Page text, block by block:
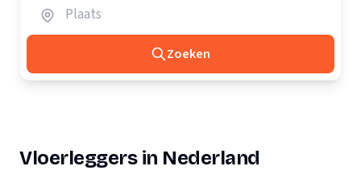
Zoeken
Vloerleggers in Nederland